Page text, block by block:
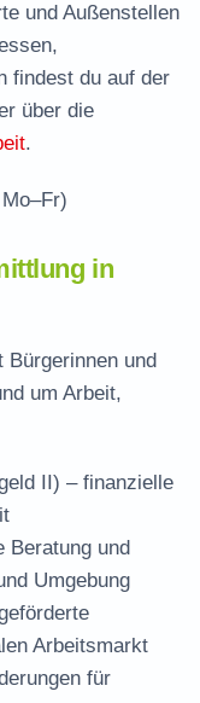
– zuständige
in Hattingen
und Außenstellen
findest du auf der
über die
.
in
Bürgerinnen und
um Arbeit,
II) – finanzielle
Beratung und
Umgebung
Arbeitsmarkt
für